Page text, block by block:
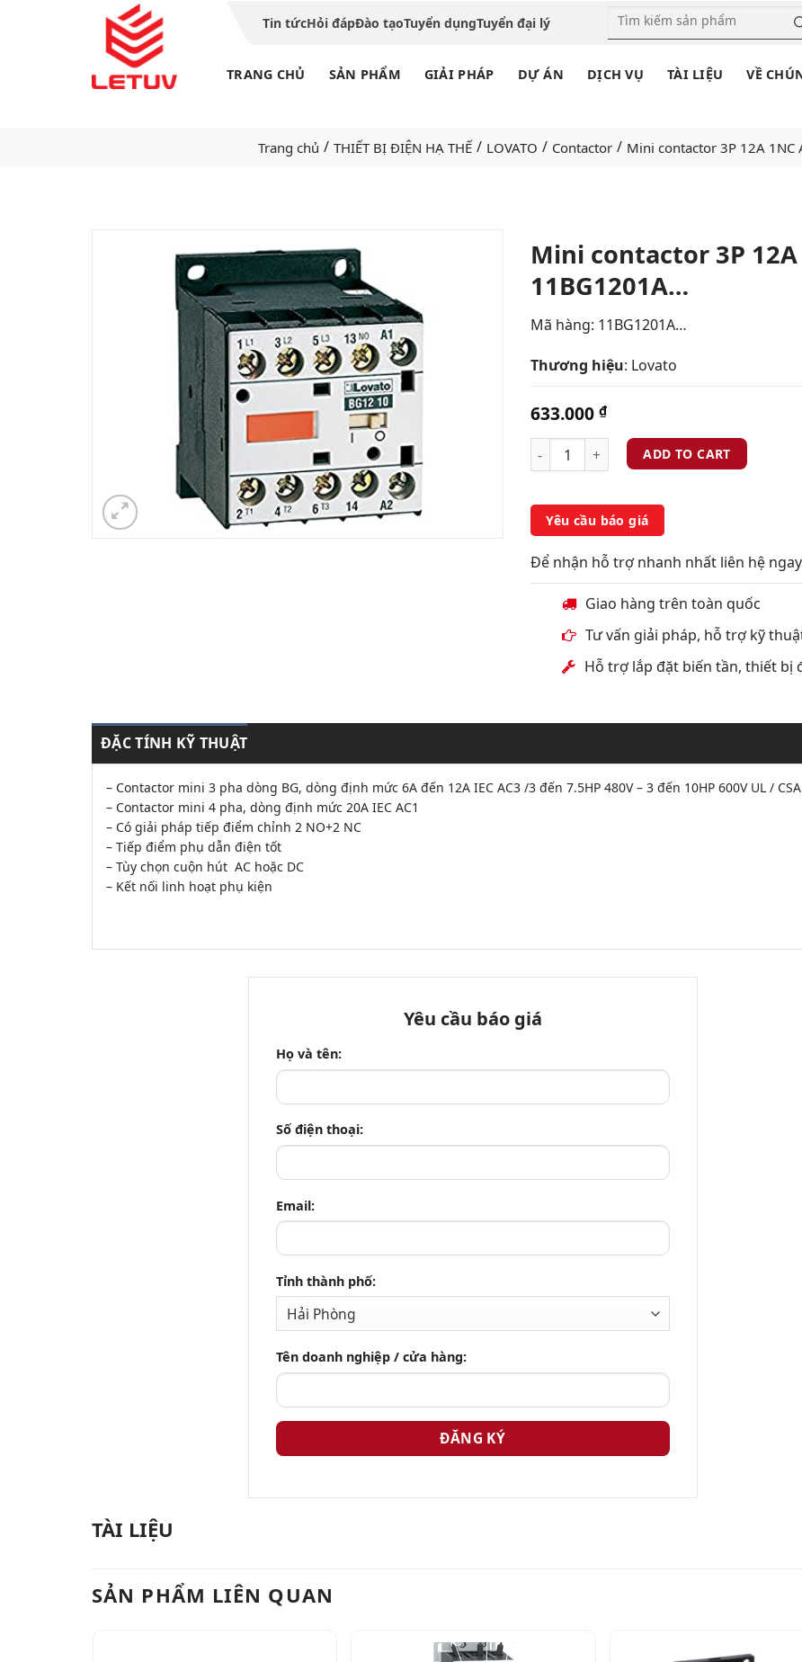
Tin tứcHỏi đápĐào tạoTuyển dụngTuyển đại lý
TRANG CHỦ SẢN PHẨM GIẢI PHÁP DỰ ÁN DỊCH VỤ TÀI LIỆU VỀ
Trang chủ / THIẾT BỊ ĐIỆN HẠ THẾ / LOVATO / Contactor / Mini contactor 3P 12A 1NC
Mini contactor 3P 12A
11BG1201A…
Mã hàng: 11BG1201A…
Thương hiệu: Lovato
633.000 ₫
ADD TO CART
Yêu cầu báo giá
Để nhận hỗ trợ nhanh nhất liên hệ
Giao hàng trên toàn quốc
Tư vấn giải pháp, hỗ trợ kỹ
Hỗ trợ lắp đặt biến tần, thiết bị
ĐẶC TÍNH KỸ THUẬT
– Contactor mini 3 pha dòng BG, dòng định mức 6A đến 12A IEC AC3 /3 đến 7.5HP 480V – 3 đến 10HP 600V UL / CSA
– Contactor mini 4 pha, dòng định mức 20A IEC AC1
– Có giải pháp tiếp điểm chỉnh 2 NO+2 NC
– Tiếp điểm phụ dẫn điện tốt
– Tùy chọn cuộn hút AC hoặc DC
– Kết nối linh hoạt phụ kiện
Yêu cầu báo giá
Họ và tên:
Số điện thoại:
Email:
Tỉnh thành phố:
Tên doanh nghiệp / cửa hàng:
TÀI LIỆU
SẢN PHẨM LIÊN QUAN